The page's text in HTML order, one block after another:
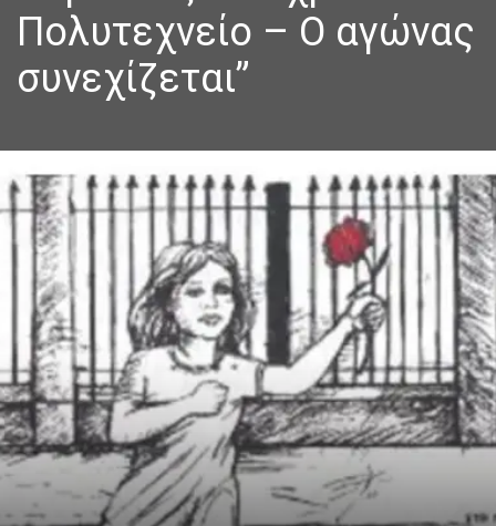
Πολυτεχνείο – Ο αγώνας
συνεχίζεται”